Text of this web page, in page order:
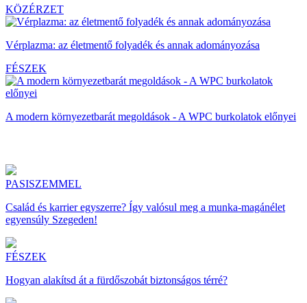
KÖZÉRZET
Vérplazma: az életmentő folyadék és annak adományozása
FÉSZEK
A modern környezetbarát megoldások - A WPC burkolatok előnyei
PASISZEMMEL
Család és karrier egyszerre? Így valósul meg a munka-magánélet
egyensúly Szegeden!
FÉSZEK
Hogyan alakítsd át a fürdőszobát biztonságos térré?